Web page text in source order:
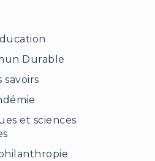
Durable
savoirs
et sciences